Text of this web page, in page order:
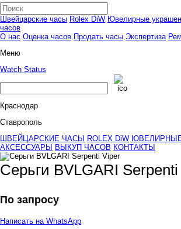
Швейцарские часы Rolex DiW Ювелирные
часов
О нас Оценка часов Продать часы Экспертиза
Меню
Watch Status
Краснодар
Ставрополь
ШВЕЙЦАРСКИЕ ЧАСЫ
ROLEX DiW
АКСЕССУАРЫ
ВЫКУП ЧАСОВ КОНТАКТЫ
Серьги BVLGARI
По запросу
Написать на WhatsApp